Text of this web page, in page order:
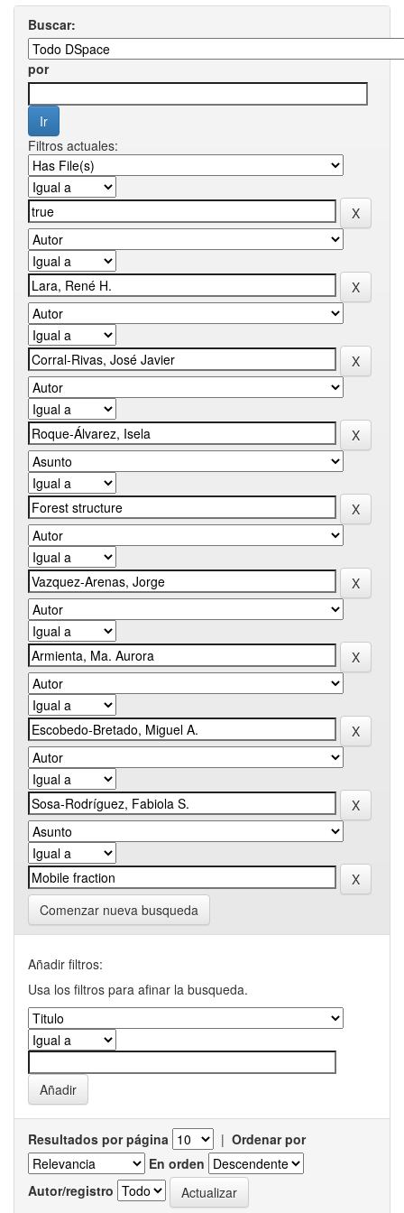
Buscar:
por
Filtros actuales:
Comenzar nueva busqueda
Añadir filtros:
Usa los filtros para afinar la busqueda.
Resultados por página | Ordenar por
En orden
Autor/registro